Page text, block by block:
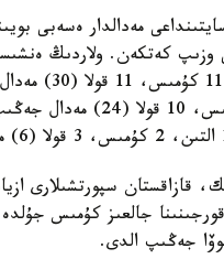
سايتىنداعى مەدالدار ەسەبى
ەكىنشى
ۇشتىكتە 5 التىن، 9
جالعىز كۇمىس جۇلدە
جەڭىپ الدى.